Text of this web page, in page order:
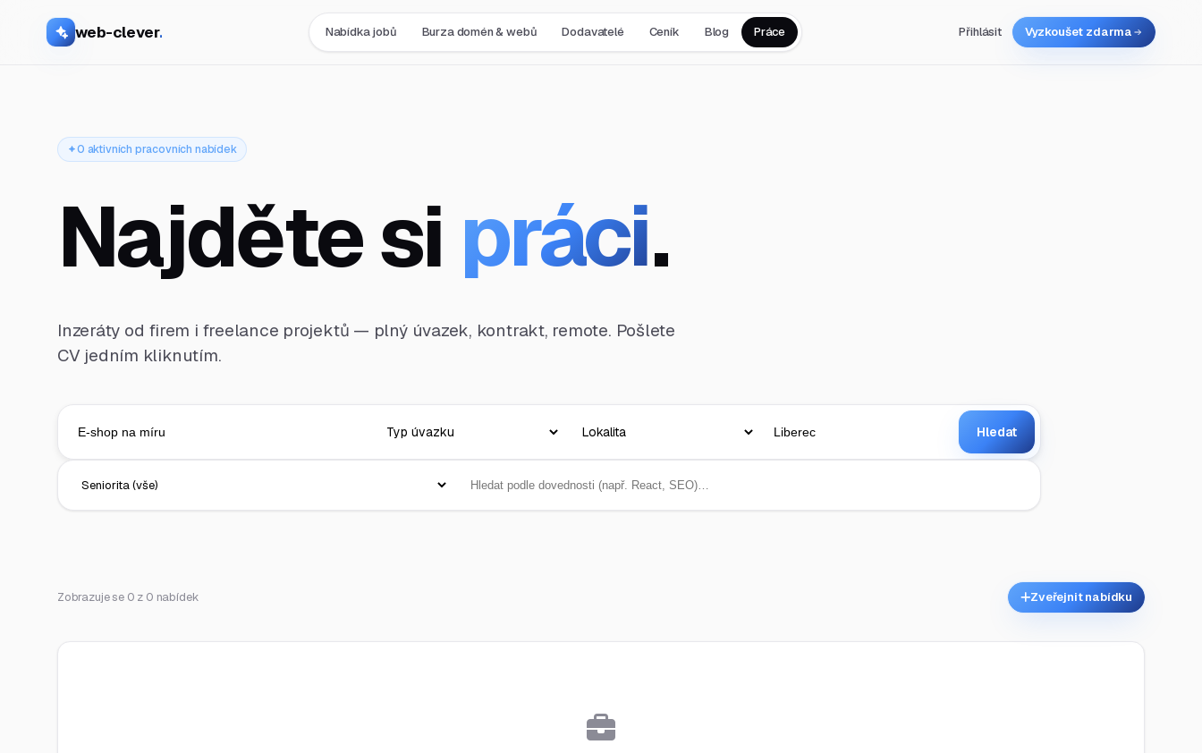
web-clever. Nabídka jobů Burza domén & webů Dodavatelé Ceník Blog Práce Přihlásit Vyzkoušet zdarma
0 aktivních pracovních nabídek
Najděte si práci.
Inzeráty od firem i freelance projektů — plný úvazek, kontrakt, remote. Pošlete
CV jedním kliknutím.
Hledat
Zobrazuje se 0 z 0 nabídek Zveřejnit nabídku